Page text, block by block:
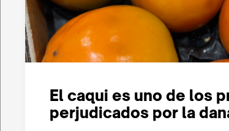
El caqui es uno de los
perjudicados por la